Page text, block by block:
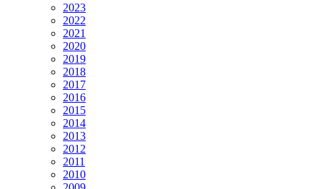
2023
2022
2021
2020
2019
2018
2017
2016
2015
2014
2013
2012
2011
2010